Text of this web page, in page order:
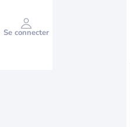
Se connecter